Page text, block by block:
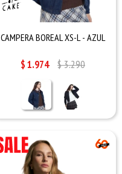
CAMPERA BOREAL XS-L - AZUL
$1.974 $3.290